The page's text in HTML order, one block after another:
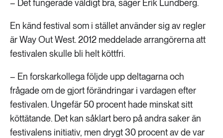
– Det fungerade väldigt bra, säger Erik Lundberg.
En känd festival som i stället använder sig av regler
är Way Out West. 2012 meddelade arrangörerna att
festivalen skulle bli helt köttfri.
– En forskarkollega följde upp deltagarna och
frågade om de gjort förändringar i vardagen efter
festivalen. Ungefär 50 procent hade minskat sitt
köttätande. Det kan såklart bero på andra saker än
festivalens initiativ, men drygt 30 procent av de var